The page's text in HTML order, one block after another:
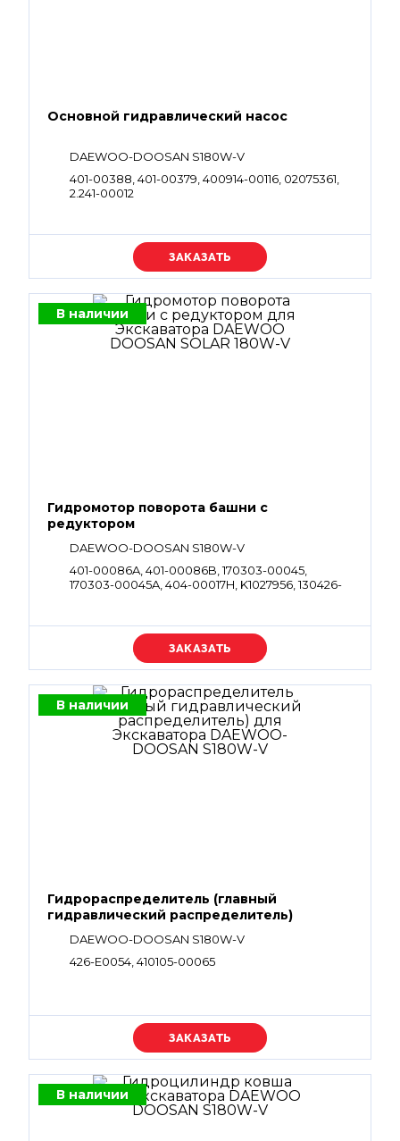
Основной гидравлический насос
DAEWOO-DOOSAN S180W-V
401-00388, 401-00379, 400914-00116, 02075361,
2.241-00012
Уточняйте цену
В наличии
Гидромотор поворота башни с
редуктором
DAEWOO-DOOSAN S180W-V
401-00086A, 401-00086B, 170303-00045,
170303-00045A, 404-00017H, K1027956, 130426-
Уточняйте цену
В наличии
Гидрораспределитель (главный
гидравлический распределитель)
DAEWOO-DOOSAN S180W-V
426-E0054, 410105-00065
Уточняйте цену
В наличии